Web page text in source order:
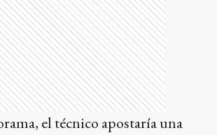
el técnico apostaría una